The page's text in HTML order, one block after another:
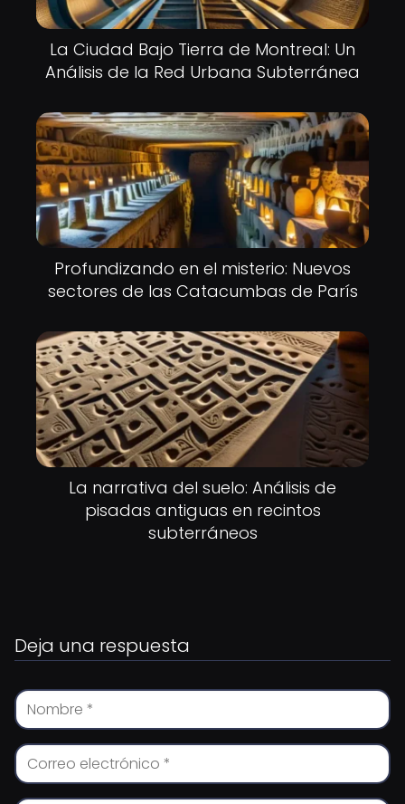
La Ciudad Bajo Tierra de Montreal: Un
Análisis de la Red Urbana Subterránea
Profundizando en el misterio: Nuevos
sectores de las Catacumbas de París
La narrativa del suelo: Análisis de
pisadas antiguas en recintos
subterráneos
Deja una respuesta